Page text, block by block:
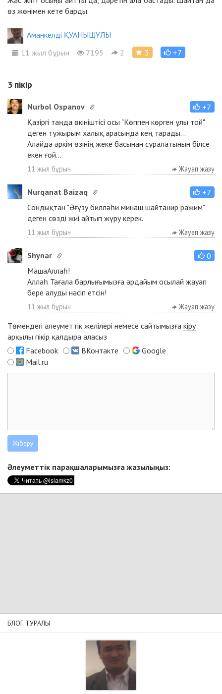
өз жөнімен кете барды.
Аманкелді ҚУАНЫШҰЛЫ
11 жыл бұрын
7195 2 3 +7
3 пікір
Nurbol Ospanov
+7
Қазіргі таңда өкініштісі осы "Көппен көрген ұлы той"
деген тұжырым халық арасында кең тарады...
Алайда әркім өзінің жеке басынан сұралатынын білсе
екен ғой...
11 жыл бұрын Жауап жазу
Nurqanat Baizaq
+7
Сондықтан "Әғүзу билләһи минаш шайтанир ражим"
деген сөзді жиі айтып жүру керек.
11 жыл бұрын Жауап жазу
Shynar
0
МашаАллаһ!
Аллаһ Тағала барлығымызға әрдайым осылай жауап
бере алуды нәсіп етсін!
11 жыл бұрын Жауап жазу
Төмендегі әлеуметтік желілері немесе сайтымызға кіру
арқылы пікір қалдыра аласыз
Facebook
ВКонтакте
Google
Mail.ru
Әлеуметтік парақшаларымызға жазылыңыз:
БЛОГ ТУРАЛЫ